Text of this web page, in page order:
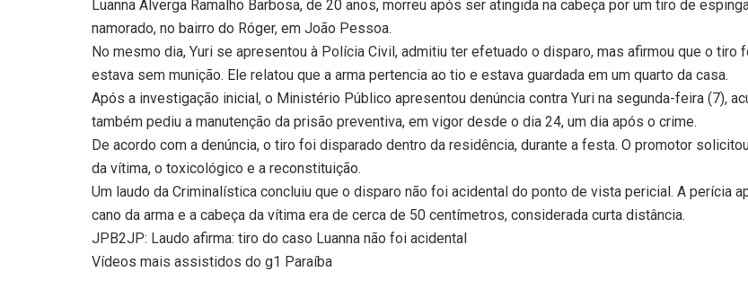
Luanna Alverga Ramalho Barbosa, de 20 anos, morreu após ser atingida na cabeça por um tiro de
namorado, no bairro do Róger, em João Pessoa.
No mesmo dia, Yuri se apresentou à Polícia Civil, admitiu ter efetuado o disparo, mas afirmou que o
estava sem munição. Ele relatou que a arma pertencia ao tio e estava guardada em um quarto da casa.
Após a investigação inicial, o Ministério Público apresentou denúncia contra Yuri na segunda-feira (7),
também pediu a manutenção da prisão preventiva, em vigor desde o dia 24, um dia após o crime.
De acordo com a denúncia, o tiro foi disparado dentro da residência, durante a festa. O promotor
da vítima, o toxicológico e a reconstituição.
Um laudo da Criminalística concluiu que o disparo não foi acidental do ponto de vista pericial. A perícia
cano da arma e a cabeça da vítima era de cerca de 50 centímetros, considerada curta distância.
JPB2JP: Laudo afirma: tiro do caso Luanna não foi acidental
Vídeos mais assistidos do g1 Paraíba